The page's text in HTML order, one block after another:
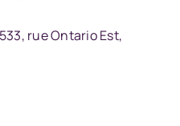
rue Ontario Est,